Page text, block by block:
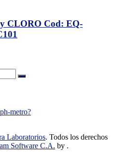
CLORO Cod: EQ-
metro?
Laboratorios. Todos los derechos
Software C.A. by .